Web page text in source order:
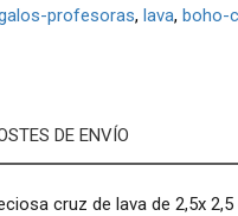
profesoras lava boho-
DE ENVÍO
cruz de lava de 2,5x